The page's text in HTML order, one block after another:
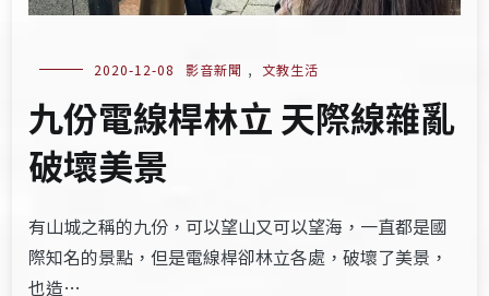
2020-12-08 影音新聞 , 文教生活
九份電線桿林立 天際線雜亂
破壞美景
有山城之稱的九份，可以望山又可以望海，一直都是國
際知名的景點，但是電線桿卻林立各處，破壞了美景，
也造…